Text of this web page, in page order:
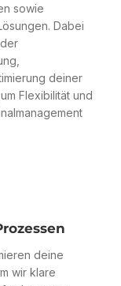
sowie
Dabei
deiner
Flexibilität und
deine
wir klare